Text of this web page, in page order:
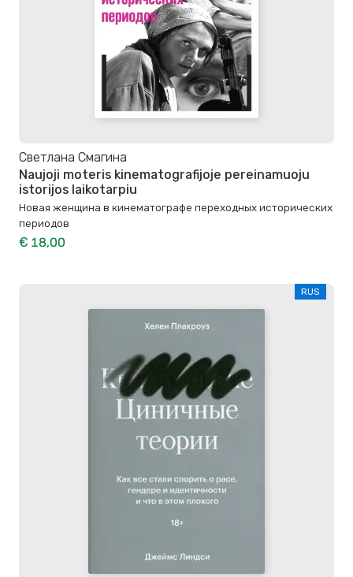
Светлана Смагина
Naujoji moteris kinematografijoje pereinamuoju
istorijos laikotarpiu
Новая женщина в кинематографе переходных исторических
периодов
€ 18,00
RUS